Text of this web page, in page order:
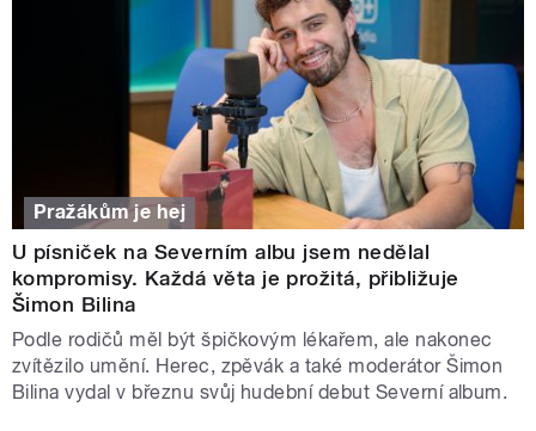
Pražákům je hej
U písniček na Severním albu jsem nedělal
kompromisy. Každá věta je prožitá, přibližuje
Šimon Bilina
Podle rodičů měl být špičkovým lékařem, ale nakonec
zvítězilo umění. Herec, zpěvák a také moderátor Šimon
Bilina vydal v březnu svůj hudební debut Severní album.